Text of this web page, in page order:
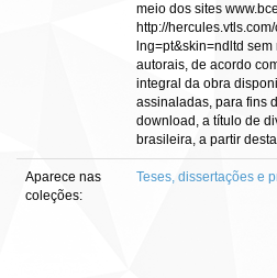
meio dos sites
http://
lng=pt&skin=ndltd
autorais, de acordo
integral da obra
assinaladas, para fins
download, a título de
brasileira, a partir
Aparece nas
coleções:
Teses, dissertações e